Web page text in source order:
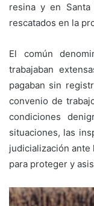
resina y en
rescatados en la
El común
trabajaban
pagaban sin
convenio de
condiciones
situaciones, las
judicialización ante
para proteger y